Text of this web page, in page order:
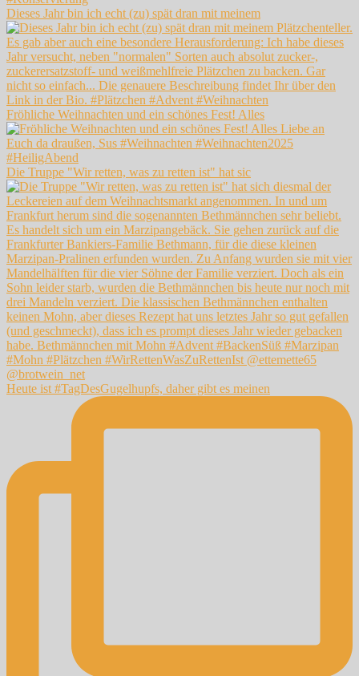
Dieses Jahr bin ich echt (zu) spät dran mit meinem
Fröhliche Weihnachten und ein schönes Fest! Alles
Die Truppe "Wir retten, was zu retten ist" hat sic
Heute ist #TagDesGugelhupfs, daher gibt es meinen